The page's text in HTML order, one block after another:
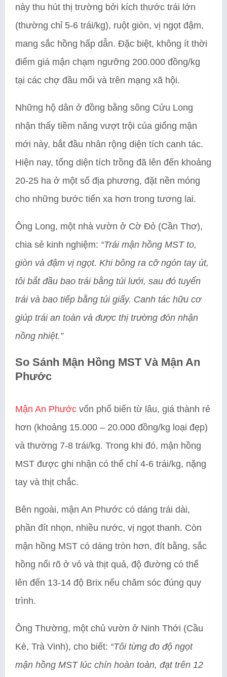
này thu hút thị trường bởi kích thước trái lớn
(thường chỉ 5-6 trái/kg), ruột giòn, vị ngọt đậm,
mang sắc hồng hấp dẫn. Đặc biệt, không ít thời
điểm giá mận chạm ngưỡng 200.000 đồng/kg
tại các chợ đầu mối và trên mạng xã hội.
Những hộ dân ở đồng bằng sông Cửu Long
nhận thấy tiềm năng vượt trội của giống mận
mới này, bắt đầu nhân rộng diện tích canh tác.
Hiện nay, tổng diện tích trồng đã lên đến khoảng
20-25 ha ở một số địa phương, đặt nền móng
cho những bước tiến xa hơn trong tương lai.
Ông Long, một nhà vườn ở Cờ Đỏ (Cần Thơ),
chia sẻ kinh nghiệm: “Trái mận hồng MST to,
giòn và đậm vị ngọt. Khi bông ra cỡ ngón tay út,
tôi bắt đầu bao trái bằng túi lưới, sau đó tuyển
trái và bao tiếp bằng túi giấy. Canh tác hữu cơ
giúp trái an toàn và được thị trường đón nhận
nồng nhiệt.”
So Sánh Mận Hồng MST Và Mận An
Phước
Mận An Phước vốn phổ biến từ lâu, giá thành rẻ
hơn (khoảng 15.000 – 20.000 đồng/kg loại đẹp)
và thường 7-8 trái/kg. Trong khi đó, mận hồng
MST được ghi nhận có thể chỉ 4-6 trái/kg, nặng
tay và thịt chắc.
Bên ngoài, mận An Phước có dáng trái dài,
phần đít nhọn, nhiều nước, vị ngọt thanh. Còn
mận hồng MST có dáng tròn hơn, đít bằng, sắc
hồng nổi rõ ở vỏ và thịt quả, độ đường có thể
lên đến 13-14 độ Brix nếu chăm sóc đúng quy
trình.
Ông Thường, một chủ vườn ở Ninh Thới (Cầu
Kè, Trà Vinh), cho biết: “Tôi từng đo độ ngọt
mận hồng MST lúc chín hoàn toàn, đạt trên 12